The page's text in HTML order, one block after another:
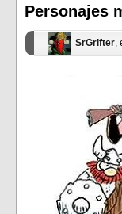
ventana
nueva) nueva)
Personajes
SrGrifter,